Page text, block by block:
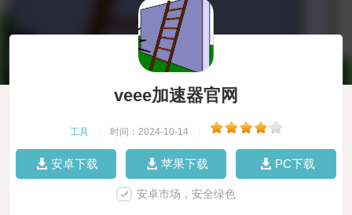
veee加速器官网
工具 时间：2024-10-14
安卓下载 苹果下载 PC下载
安卓市场，安全绿色